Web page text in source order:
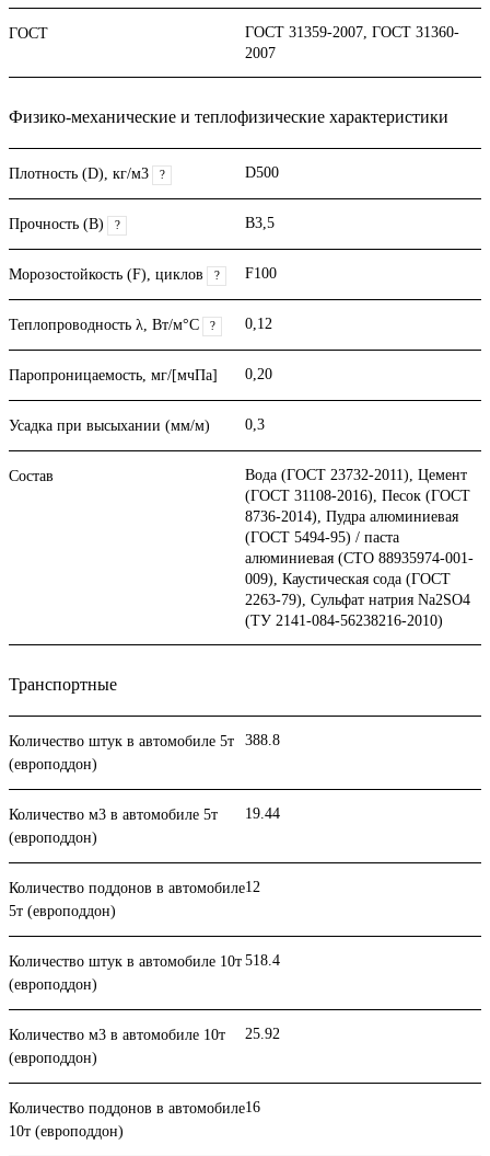
ГОСТ
ГОСТ 31359-2007, ГОСТ 31360-
2007
Физико-механические и теплофизические характеристики
Плотность (D), кг/м3 ? D500
Прочность (В) ? B3,5
Морозостойкость (F), циклов ? F100
Теплопроводность λ, Вт/м°С ? 0,12
Паропроницаемость, мг/[мчПа] 0,20
Усадка при высыхании (мм/м) 0,3
Состав
Вода (ГОСТ 23732-2011), Цемент
(ГОСТ 31108-2016), Песок (ГОСТ
8736-2014), Пудра алюминиевая
(ГОСТ 5494-95) / паста
алюминиевая (СТО 88935974-001-
009), Каустическая сода (ГОСТ
2263-79), Сульфат натрия Na2SO4
(ТУ 2141-084-56238216-2010)
Транспортные
Количество штук в автомобиле 5т
(европоддон)
388.8
Количество м3 в автомобиле 5т
(европоддон)
19.44
Количество поддонов в автомобиле
5т (европоддон)
12
Количество штук в автомобиле 10т
(европоддон)
518.4
Количество м3 в автомобиле 10т
(европоддон)
25.92
Количество поддонов в автомобиле
10т (европоддон)
16